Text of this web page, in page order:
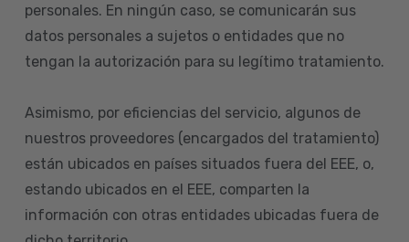
personales. En ningún caso, se comunicarán sus
datos personales a sujetos o entidades que no
tengan la autorización para su legítimo tratamiento.
Asimismo, por eficiencias del servicio, algunos de
nuestros proveedores (encargados del tratamiento)
están ubicados en países situados fuera del EEE, o,
estando ubicados en el EEE, comparten la
información con otras entidades ubicadas fuera de